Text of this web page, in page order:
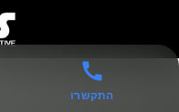
התקשרו